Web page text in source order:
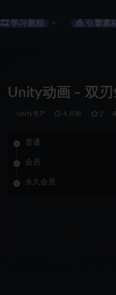
🎞️ 学习教程 🎪 引擎素
Unity动画 – 双
Unity资产 4 月前 2
普通
会员
永久会员